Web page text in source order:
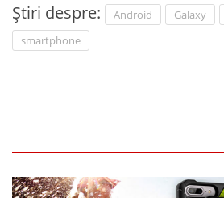
Știri despre:
Android Galaxy
smartphone